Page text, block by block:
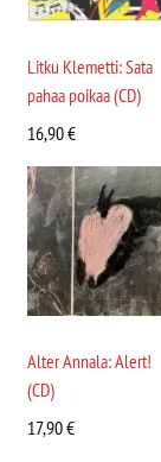
Litku Klemetti: Sata
pahaa poikaa (CD)
16,90€
Alter Annala: Alert!
(CD)
17,90€